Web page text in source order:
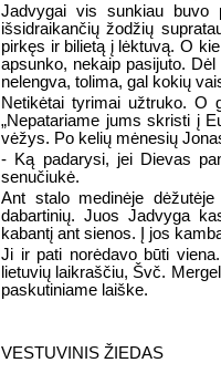
Jadvygai vis sunkiau
išsidraikančių žodžių
pirkęs ir bilietą į lėktuvą. O
apsunko, nekaip pasijuto.
nelengva, tolima, gal kokių
Netikėtai tyrimai užtruko. O
„Nepatariame jums skristi į
vėžys. Po kelių mėnesių
- Ką padarysi, jei Dievas
senučiukė.
Ant stalo medinėje
dabartinių. Juos Jadvyga
kabantį ant sienos. Į jos
Ji ir pati norėdavo būti
lietuvių laikraščiu, Švč.
paskutiniame laiške.
VESTUVINIS ŽIEDAS